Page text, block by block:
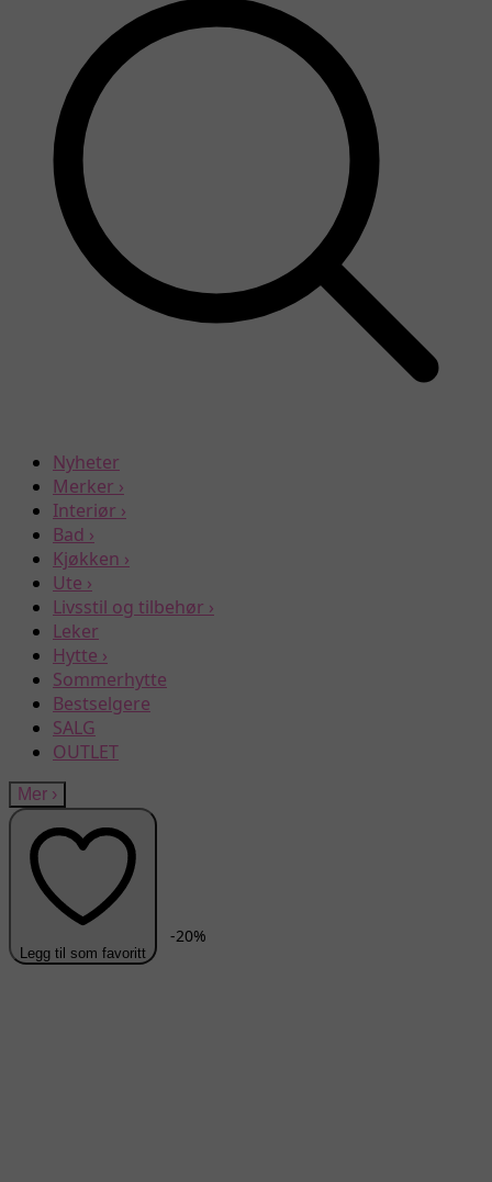
Nyheter
Merker ›
Interiør ›
Bad ›
Kjøkken ›
Ute ›
Livsstil og tilbehør ›
Leker
Hytte ›
Sommerhytte
Bestselgere
SALG
OUTLET
Mer ›
Legg til som favoritt
-20%